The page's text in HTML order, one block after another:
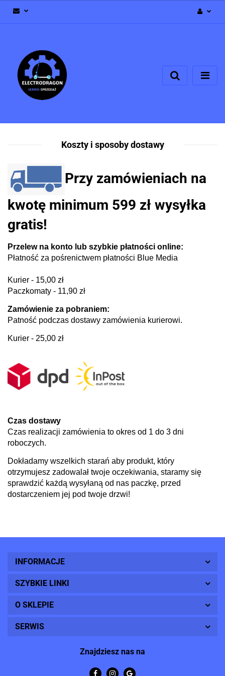
Zgody cookies
Koszty i sposoby dostawy
Przy zamówieniach na
kwotę minimum 599 zł wysyłka
gratis!
Przelew na konto lub szybkie płatności online:
Płatność za pośrenictwem płatności Blue Media
Kurier - 15,00 zł
Paczkomaty - 11,90 zł
Zamówienie za pobraniem:
Patność podczas dostawy zamówienia kurierowi.
Kurier - 25,00 zł
Czas dostawy
Czas realizacji zamówienia to okres od 1 do 3 dni
roboczych.
Dokładamy wszelkich starań aby produkt, który
otrzymujesz zadowalał twoje oczekiwania, staramy się
sprawdzić każdą wysyłaną od nas paczkę, przed
dostarczeniem jej pod twoje drzwi!
INFORMACJE
SZYBKIE LINKI
O SKLEPIE
SERWIS
Znajdziesz nas na